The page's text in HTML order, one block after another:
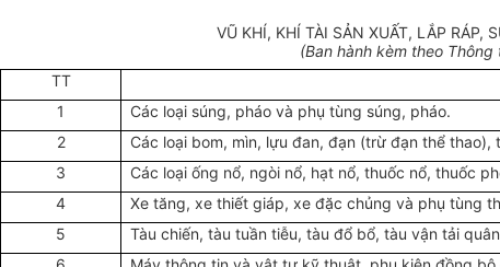
VŨ KHÍ, KHÍ TÀI SẢN XUẤT, LẮP RÁP,
(Ban hành kèm theo
TT
1
Các loại súng, pháo và phụ tùng súng, pháo.
2
Các loại bom, mìn, lựu đan, đạn (trừ đạn thể
3
Các loại ống nổ, ngòi nổ, hạt nổ, thuốc nổ, thuốc
4
Xe tăng, xe thiết giáp, xe đặc chủng và phụ tùng
5
Tàu chiến, tàu tuần tiễu, tàu đổ bổ, tàu vận tải